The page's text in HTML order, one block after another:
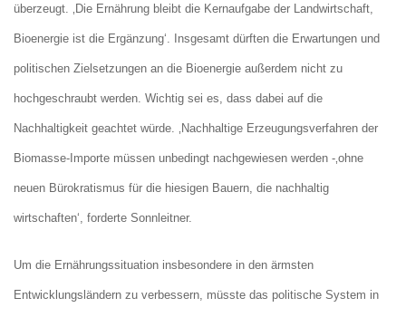
überzeugt. ‚Die Ernährung bleibt die Kernaufgabe der Landwirtschaft,
Bioenergie ist die Ergänzung‘. Insgesamt dürften die Erwartungen und
politischen Zielsetzungen an die Bioenergie außerdem nicht zu
hochgeschraubt werden. Wichtig sei es, dass dabei auf die
Nachhaltigkeit geachtet würde. ‚Nachhaltige Erzeugungsverfahren der
Biomasse-Importe müssen unbedingt nachgewiesen werden -‚ohne
neuen Bürokratismus für die hiesigen Bauern, die nachhaltig
wirtschaften‘, forderte Sonnleitner.
Um die Ernährungssituation insbesondere in den ärmsten
Entwicklungsländern zu verbessern, müsste das politische System in